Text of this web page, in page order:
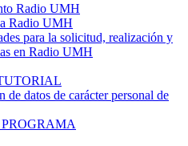
Radio UMH
Radio UMH
para la solicitud, realización y
en Radio UMH
de datos de carácter personal de